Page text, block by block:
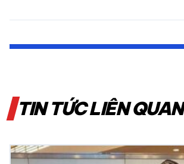
TIN TỨC LIÊN QUAN